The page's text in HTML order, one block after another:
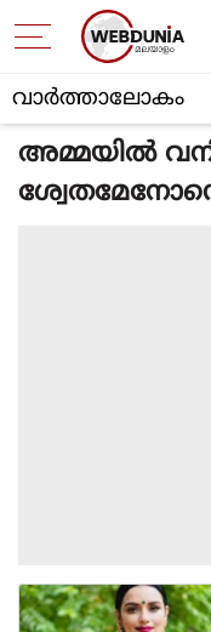
വാര്‍ത്താലോകം
അമ്മയില്‍